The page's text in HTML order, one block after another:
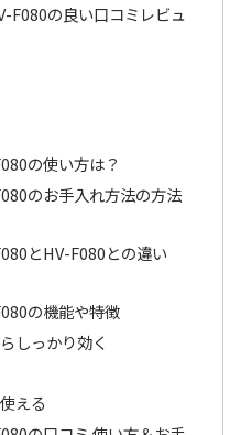
F080の良い口コミレビュ
の使い方は？
のお手入れ方法の方法
とHV-F080との違い
の機能や特徴
しっかり効く
える